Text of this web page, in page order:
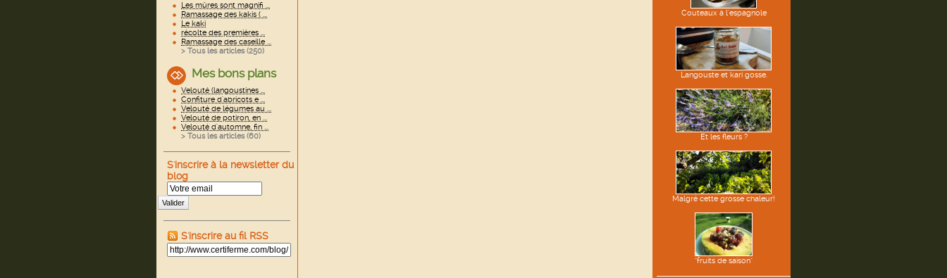
Couteaux à l'espagnole
Langouste et kari gosse.
Et les fleurs ?
Malgré cette grosse chaleur!
"fruits de saison"
Les mûres sont magnifi ...
Ramassage des kakis ( ...
Le kaki
récolte des premières ...
Ramassage des caseille ...
> Tous les articles (250)
Mes bons plans
Velouté (langoustines ...
Confiture d'abricots e ...
Velouté de légumes au ...
Velouté de potiron, en ...
Velouté d'automne, fin ...
> Tous les articles (60)
S'inscrire à la newsletter du
blog
Valider
S'inscrire au fil RSS